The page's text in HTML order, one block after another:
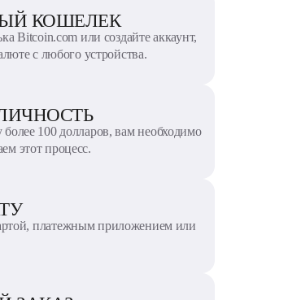
КОШЕЛЕК
Bitcoin.com или создайте аккаунт,
с любого устройства.
100 долларов, вам необходимо
этот процесс.
платежным приложением или